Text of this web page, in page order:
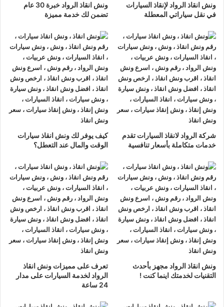
نحن نعمل على مدار الساعة ، اتصل الان 01063144040
–
01093018585
– يصلك ونش انقاذ سيارات
و مجهز بأحدث المعدات وأحدث وسائل الأمان والراحة.
ونش انقاذ سيارات الدراسة
ما يميزنا عن غيرنا انفرادنا بتقديم خدماتنا باحترافية عالية ونعمل منذ
عام 2002 على الطرق السريعة بكافة انحاء جمهورية مصر العربية
لبناء جسور من الثقة المتبادلة بين الشركة وعملائها و انقاذ ونقل
السيارات
سحب السياراتمن الحوادث.
اسرعونش انقاذ سياراتفي الدراسة
ونش انقاذ سيارات الدراسة لدينا ونش انقاذ سيارات مزود بمعدات
حديثة و مجهزة لـسحب السيارات من الاعطال والحوادث نحنأسرع
ونش انقاذ سياراتيرجي الاتصال بنا عليرقم ونش انقاذ سيارات
01063144040
–
01093018585
–
01120018852ليصلك
اقرب ونش انقاذفي غضون 15 دقائق بحد اقصي.
تليفون ونش انقاذ سياراتفي الدراسة
ونش انقاذ الدراسةنحن أرخص ونش أنقاذ في الدراسة و أسرع ونش
أقرب ونش إنقاذفي الدراسة دائما اوناشنا
بالقرب منك ,
الدراسة منونش انقاذ
ونش انقاذ الرواد لإنقاذ السيارات
في نقل سياراتي المعطلة
ونش انقاذ الرواد خبرة 30 عام
تضمن لك خدمة مميزة
شركة الرواد لانقاذ السيارات تقدم
خدمات متكاملة بأسعار تنافسية
كيف يوفر لك ونش انقاذ سيارات
الوقت والمال عند التعطل؟
ونش انقاذ الرواد مجهز بأحدث
التقنيات لخدمتك اينما كنت !
تعرف على مميزات ونش انقاذ
الرواد لخدمة السيارات على مدار
24 ساعة